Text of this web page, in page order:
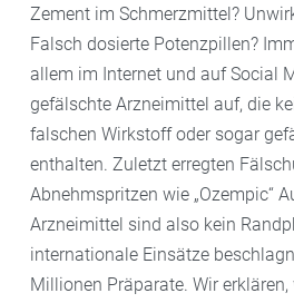
Zement im Schmerzmittel?
Falsch dosierte Potenzpillen?
allem im Internet und auf Social
gefälschte Arzneimittel auf, die
falschen Wirkstoff oder sogar
enthalten. Zuletzt erregten
Abnehmspritzen wie „Ozempic“
Arzneimittel sind also kein
internationale Einsätze
Millionen Präparate. Wir